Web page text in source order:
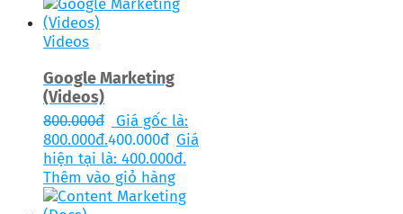
Videos
Google Marketing
(Videos)
800.000đ
Giá gốc là:
800.000đ.400.000đ Giá
hiện tại là: 400.000đ.
Thêm vào giỏ hàng